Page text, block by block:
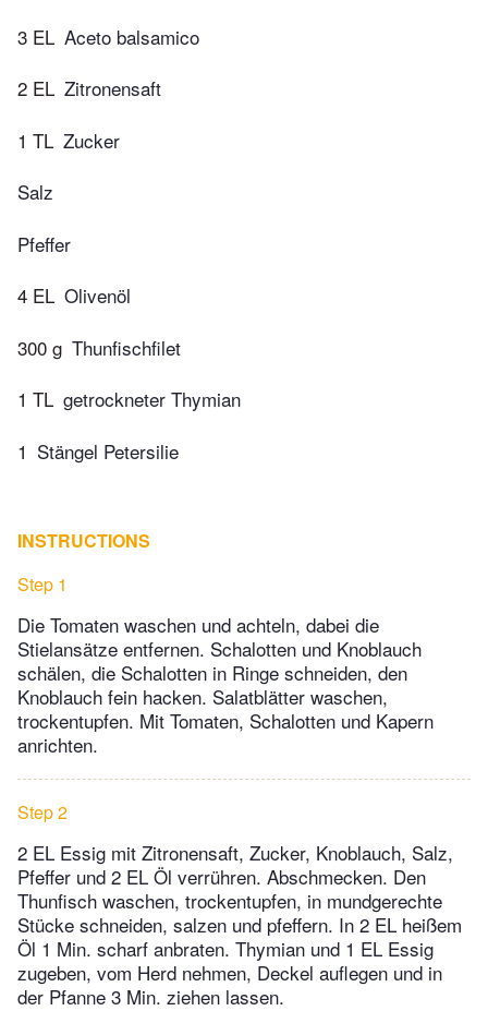
3 EL Aceto balsamico
2 EL Zitronensaft
1 TL Zucker
Salz
Pfeffer
4 EL Olivenöl
300 g Thunfischfilet
1 TL getrockneter Thymian
1 Stängel Petersilie
INSTRUCTIONS
Step 1
Die Tomaten waschen und achteln, dabei die
Stielansätze entfernen. Schalotten und Knoblauch
schälen, die Schalotten in Ringe schneiden, den
Knoblauch fein hacken. Salatblätter waschen,
trockentupfen. Mit Tomaten, Schalotten und Kapern
anrichten.
Step 2
2 EL Essig mit Zitronensaft, Zucker, Knoblauch, Salz,
Pfeffer und 2 EL Öl verrühren. Abschmecken. Den
Thunfisch waschen, trockentupfen, in mundgerechte
Stücke schneiden, salzen und pfeffern. In 2 EL heißem
Öl 1 Min. scharf anbraten. Thymian und 1 EL Essig
zugeben, vom Herd nehmen, Deckel auflegen und in
der Pfanne 3 Min. ziehen lassen.